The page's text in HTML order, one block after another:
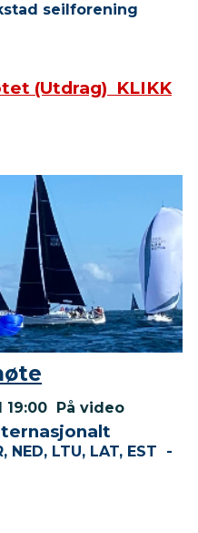
seilforening
(Utdrag) KLIKK
19:00 På video
NED, LTU, LAT, EST -